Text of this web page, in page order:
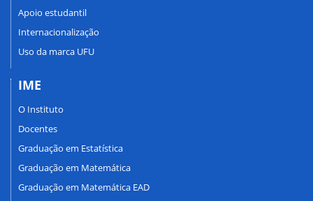
Apoio estudantil
Internacionalização
Uso da marca UFU
IME
O Instituto
Docentes
Graduação em Estatística
Graduação em Matemática
Graduação em Matemática EAD